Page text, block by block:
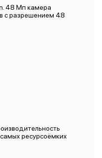
48 Мп камера
с разрешением 48
ресурсоёмких